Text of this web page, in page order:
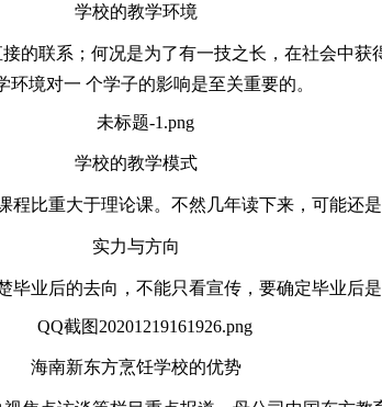
学校的教学环境
的联系；何况是为了有一技之长，在社会中
环境对一 个学子的影响是至关重要的。
学校的教学模式
程比重大于理论课。不然几年读下来，可能还是
实力与方向
毕业后的去向，不能只看宣传，要确定毕业后
海南新东方烹饪学校的优势